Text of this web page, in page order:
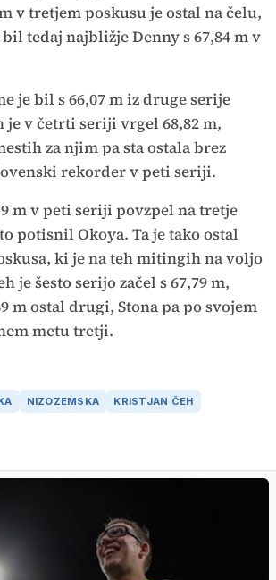
v tretjem poskusu je ostal na čelu,
tedaj najbližje Denny s 67,84 m v
je bil s 66,07 m iz druge serije
je v četrti seriji vrgel 68,82 m,
za njim pa sta ostala brez
rekorder v peti seriji.
m v peti seriji povzpel na tretje
potisnil Okoya. Ta je tako ostal
ki je na teh mitingih na voljo
je šesto serijo začel s 67,79 m,
m ostal drugi, Stona pa po svojem
metu tretji.
NIZOZEMSKA KRISTJAN ČEH